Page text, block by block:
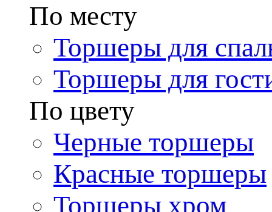
По месту
Торшеры для
Торшеры для
По цвету
Черные торшеры
Красные торшеры
Торшеры хром